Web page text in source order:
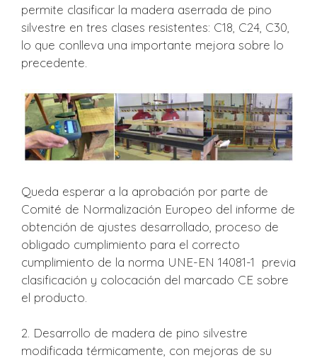
permite clasificar la madera aserrada de pino
silvestre en tres clases resistentes: C18, C24, C30,
lo que conlleva una importante mejora sobre lo
precedente.
Queda esperar a la aprobación por parte de
Comité de Normalización Europeo del informe de
obtención de ajustes desarrollado, proceso de
obligado cumplimiento para el correcto
cumplimiento de la norma UNE-EN 14081-1 previa
clasificación y colocación del marcado CE sobre
el producto.
2. Desarrollo de madera de pino silvestre
modificada térmicamente, con mejoras de su